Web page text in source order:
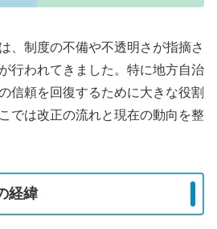
、制度の不備や不透明さが指摘さ
行われてきました。特に地方自治
信頼を回復するために大きな役割
では改正の流れと現在の動向を整
経緯